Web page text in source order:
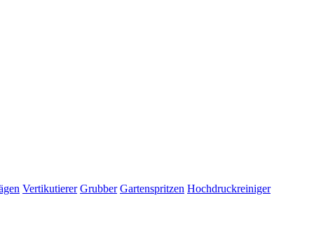
Vertikutierer Grubber Gartenspritzen Hochdruckreiniger